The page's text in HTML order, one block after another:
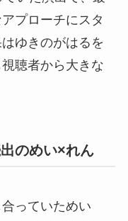
プローチにスタ
ゆきのがはるを
聴者から大きな
のめい×れん
っていためい